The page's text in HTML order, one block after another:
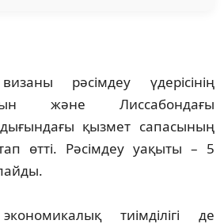
рәсімдеу үдерісінің
және Лиссабондағы
қызмет сапасының
өтті. Рәсімдеу уақыты – 5
тиімділігі де